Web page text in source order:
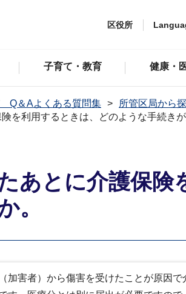
区役所
子育て・教育 健康・
Q＆Aよくある質問集 所管区局から
を利用するときは、どのような手続きが
あとに介護保
。
加害者）から傷害を受けたことが原因